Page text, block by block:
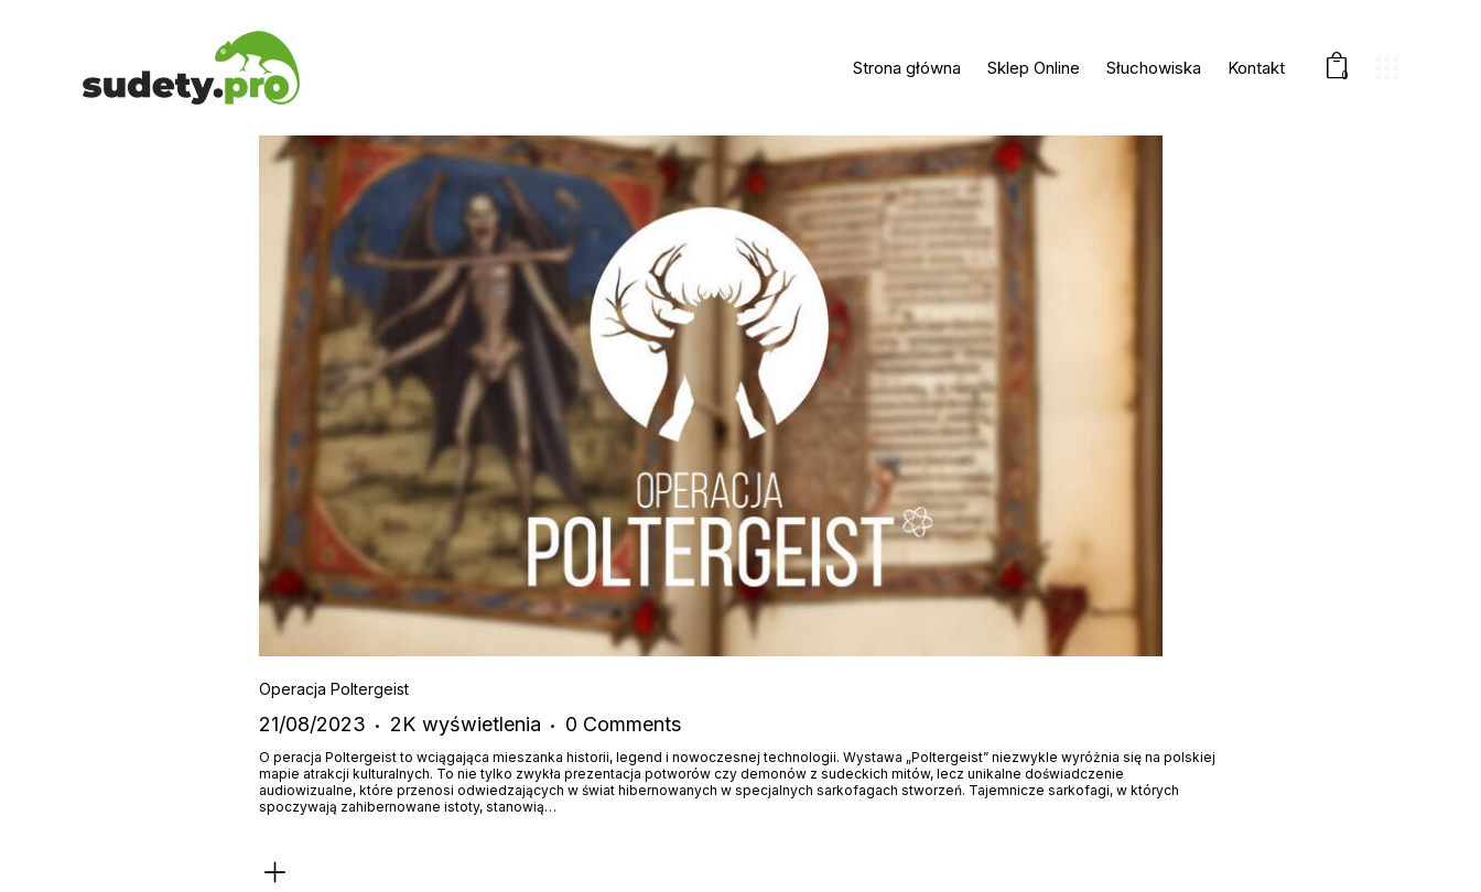
Strona główna Sklep Online Słuchowiska Kontakt 0
Operacja Poltergeist
21/08/2023 2K wyświetlenia 0 Comments
O peracja Poltergeist to wciągająca mieszanka historii, legend i nowoczesnej technologii. Wystawa „Poltergeist” niezwykle wyróżnia się na polskiej
mapie atrakcji kulturalnych. To nie tylko zwykła prezentacja potworów czy demonów z sudeckich mitów, lecz unikalne doświadczenie
audiowizualne, które przenosi odwiedzających w świat hibernowanych w specjalnych sarkofagach stworzeń. Tajemnicze sarkofagi, w których
spoczywają zahibernowane istoty, stanowią…